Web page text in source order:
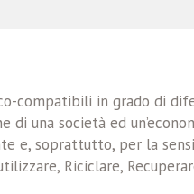
compatibili in grado di
di una società ed
e, soprattutto, per la
Riciclare,